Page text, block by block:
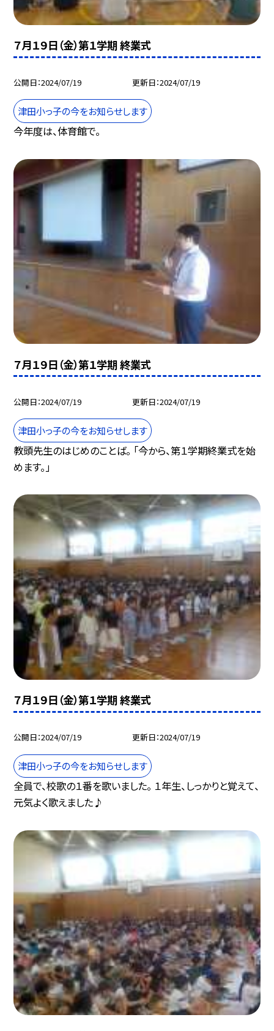
７月１９日（金）第１学期 終業式
公開日 2024/07/19 更新日 2024/07/19
津田小っ子の今をお知らせします
今年度は、体育館で。
７月１９日（金）第１学期 終業式
公開日 2024/07/19 更新日 2024/07/19
津田小っ子の今をお知らせします
教頭先生のはじめのことば。 「今から、第１学期終業式を始
めます。」
７月１９日（金）第１学期 終業式
公開日 2024/07/19 更新日 2024/07/19
津田小っ子の今をお知らせします
全員で、校歌の１番を歌いました。 １年生、しっかりと覚えて、
元気よく歌えました♪